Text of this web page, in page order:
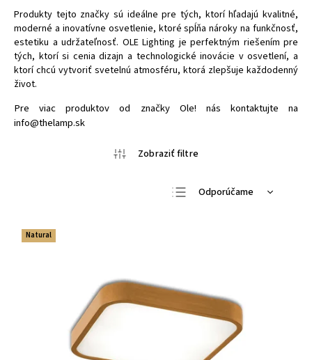
Produkty tejto značky sú ideálne pre tých, ktorí hľadajú kvalitné,
moderné a inovatívne osvetlenie, ktoré spĺňa nároky na funkčnosť,
estetiku a udržateľnosť. OLE Lighting je perfektným riešením pre
tých, ktorí si cenia dizajn a technologické inovácie v osvetlení, a
ktorí chcú vytvoriť svetelnú atmosféru, ktorá zlepšuje každodenný
život.
Pre viac produktov od značky Ole! nás kontaktujte na
info@thelamp.sk
Odporúčame
Natural